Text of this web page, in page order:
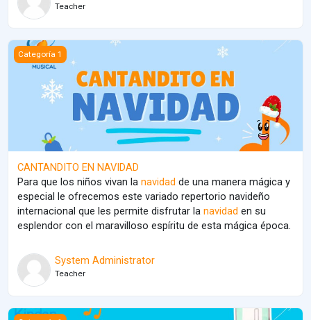
Teacher
CANTANDITO EN NAVIDAD
Categoría 1
CANTANDITO EN NAVIDAD
Para que los niños vivan la navidad de una manera mágica y
especial le ofrecemos este variado repertorio navideño
internacional que les permite disfrutar la navidad en su
esplendor con el maravilloso espíritu de esta mágica época.
System Administrator
Teacher